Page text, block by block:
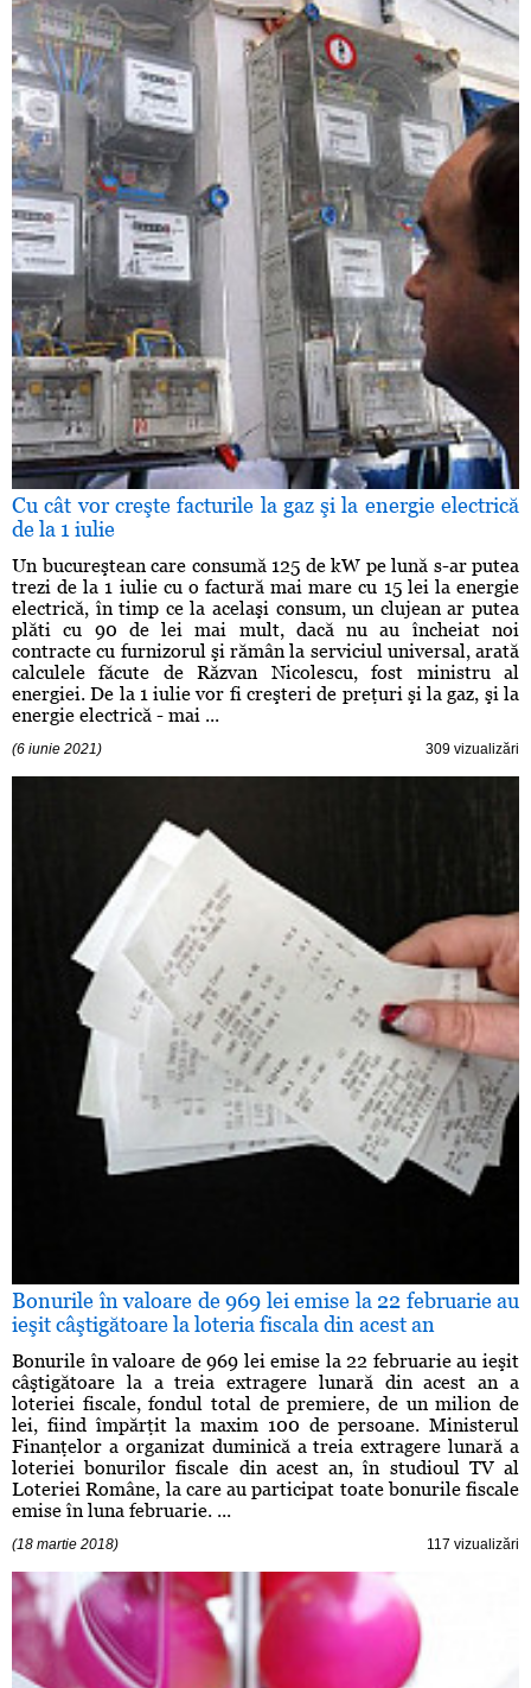
Cu cât vor creşte facturile la gaz şi la energie electrică
de la 1 iulie
Un bucureştean care consumă 125 de kW pe lună s-ar putea
trezi de la 1 iulie cu o factură mai mare cu 15 lei la energie
electrică, în timp ce la acelaşi consum, un clujean ar putea
plăti cu 90 de lei mai mult, dacă nu au încheiat noi
contracte cu furnizorul şi rămân la serviciul universal, arată
calculele făcute de Răzvan Nicolescu, fost ministru al
energiei. De la 1 iulie vor fi creşteri de preţuri şi la gaz, şi la
energie electrică - mai ...
(6 iunie 2021) 309 vizualizări
Bonurile în valoare de 969 lei emise la 22 februarie au
ieşit câştigătoare la loteria fiscala din acest an
Bonurile în valoare de 969 lei emise la 22 februarie au ieşit
câştigătoare la a treia extragere lunară din acest an a
loteriei fiscale, fondul total de premiere, de un milion de
lei, fiind împărţit la maxim 100 de persoane. Ministerul
Finanţelor a organizat duminică a treia extragere lunară a
loteriei bonurilor fiscale din acest an, în studioul TV al
Loteriei Române, la care au participat toate bonurile fiscale
emise în luna februarie. ...
(18 martie 2018) 117 vizualizări